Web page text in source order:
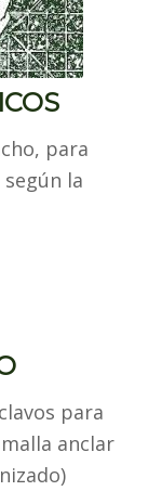
para
la
para
anclar